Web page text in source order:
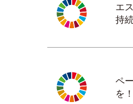
エ
持
ペ
を！